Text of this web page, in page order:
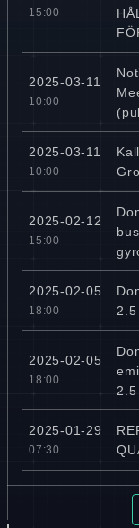
15:00
2025-03-11
10:00
2025-03-11
10:00
2025-02-12
15:00
2025-02-05
18:00
2025-02-05
18:00
2025-01-29
07:30